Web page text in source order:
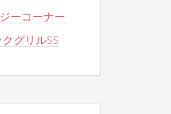
ーコーナー
グリルSS